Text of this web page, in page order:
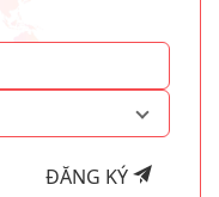
ĐĂNG KÝ